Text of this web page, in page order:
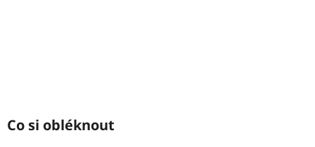
Co si obléknout